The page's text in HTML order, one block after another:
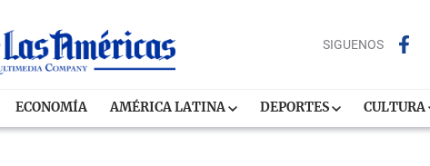
SIGUENOS
ECONOMÍA AMÉRICA LATINA DEPORTES CULTURA